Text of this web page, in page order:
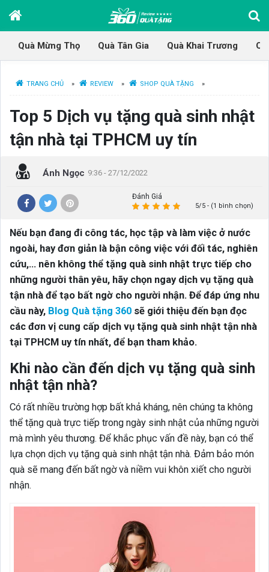
Quà Mừng Thọ Quà Tân Gia Quà Khai Trương
TRANG CHỦ » REVIEW » SHOP QUÀ TẶNG »
Top 5 Dịch vụ tặng quà sinh nhật
tận nhà tại TPHCM uy tín
Ánh Ngọc 9:36 - 27/12/2022
Đánh Giá
5/5 - (1 bình chọn)
Nếu bạn đang đi công tác, học tập và làm việc ở nước
ngoài, hay đơn giản là bận công việc với đối tác, nghiên
cứu,… nên không thể tặng quà sinh nhật trực tiếp cho
những người thân yêu, hãy chọn ngay dịch vụ tặng quà
tận nhà để tạo bất ngờ cho người nhận. Để đáp ứng nhu
cầu này, Blog Quà tặng 360 sẽ giới thiệu đến bạn đọc
các đơn vị cung cấp dịch vụ tặng quà sinh nhật tận nhà
tại TPHCM uy tín nhất, để bạn tham khảo.
Khi nào cần đến dịch vụ tặng quà sinh
nhật tận nhà?
Có rất nhiều trường hợp bất khả kháng, nên chúng ta không
thể tặng quà trực tiếp trong ngày sinh nhật của những người
mà mình yêu thương. Để khắc phục vấn đề này, bạn có thể
lựa chọn dịch vụ tặng quà sinh nhật tận nhà. Đảm bảo món
quà sẽ mang đến bất ngờ và niềm vui khôn xiết cho người
nhận.